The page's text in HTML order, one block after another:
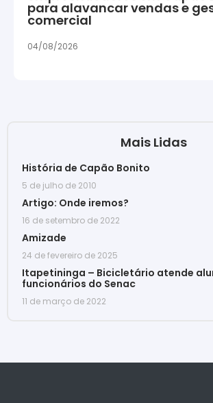
para alavancar vendas e
comercial
04/08/2026
Mais Lidas
História de Capão Bonito
5 de julho de 2010
Artigo: Onde iremos?
16 de setembro de 2022
Amizade
24 de fevereiro de 2025
Itapetininga – Bicicletário atende
funcionários do Senac
11 de março de 2022